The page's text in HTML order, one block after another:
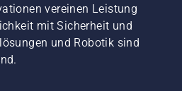
vereinen Leistung
mit Sicherheit und
und Robotik sind